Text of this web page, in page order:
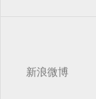
新浪微博